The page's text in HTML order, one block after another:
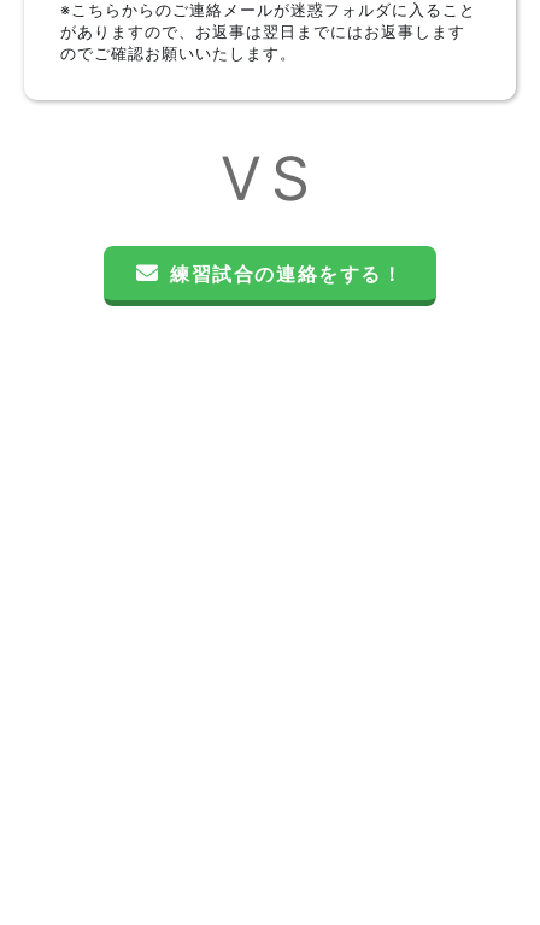
※こちらからのご連絡メールが迷惑フォルダに入ること
がありますので、お返事は翌日までにはお返事します
のでご確認お願いいたします。
VS
練習試合の連絡をする！